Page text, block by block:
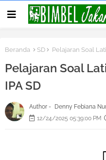
Beranda SD Pelajaran Soal
Pelajaran Soal
IPA SD
Author -
Denny Febiana
12/24/2025 05:39:00 PM